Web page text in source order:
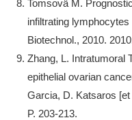
Tomsovä M.
infiltrating
Biotechnol., 2010.
Zhang, L. Intratumoral
epithelial ovarian
Garcia, D. Katsaros
P. 203-213.